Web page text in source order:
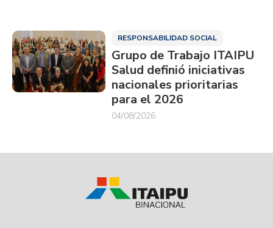
RESPONSABILIDAD SOCIAL
Grupo de Trabajo ITAIPU
Salud definió iniciativas
nacionales prioritarias
para el 2026
04/08/2026